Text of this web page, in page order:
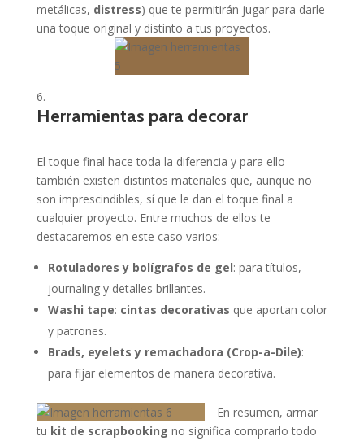
metálicas, distress) que te permitirán jugar para darle
una toque original y distinto a tus proyectos.
Herramientas para decorar
El toque final hace toda la diferencia y para ello
también existen distintos materiales que, aunque no
son imprescindibles, sí que le dan el toque final a
cualquier proyecto. Entre muchos de ellos te
destacaremos en este caso varios:
Rotuladores y bolígrafos de gel: para títulos,
journaling y detalles brillantes.
Washi tape: cintas decorativas que aportan color
y patrones.
Brads, eyelets y remachadora (Crop-a-Dile):
para fijar elementos de manera decorativa.
En resumen, armar
tu kit de scrapbooking no significa comprarlo todo